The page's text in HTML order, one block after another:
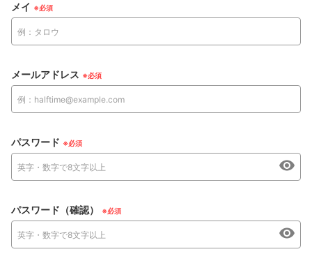
メイ
メールアドレス
パスワード
パスワード（確認）